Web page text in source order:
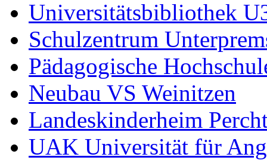
Universitätsbibliothek
Schulzentrum
Pädagogische
Neubau VS Weinitzen
Landeskinderheim
UAK Universität für